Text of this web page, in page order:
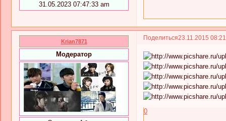
31.05.2023 07:47:33 am
Поделиться23.11.2015
Krian7871
Модератор
0